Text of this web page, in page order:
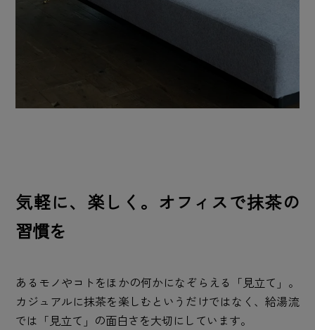
気軽に、楽しく。オフィスで抹茶の
習慣を
あるモノやコトをほかの何かになぞらえる「見立て」。
カジュアルに抹茶を楽しむというだけではなく、給湯流
では「見立て」の面白さを大切にしています。